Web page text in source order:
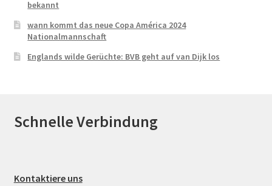
bekannt
wann kommt das neue Copa América 2024
Nationalmannschaft
Englands wilde Gerüchte: BVB geht auf van Dijk los
Schnelle Verbindung
Kontaktiere uns